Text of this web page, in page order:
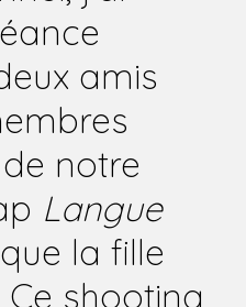
amis
notre
Langue
la fille
Ce shooting